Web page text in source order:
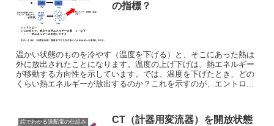
の指標？
温かい状態のものを冷やす（温度を下げる）と、そこにあった熱は
外に放出されたことになります。温度の上げ下げは、熱エネルギー
が移動する方向性を示しています。では、温度を下げたとき、どの
くらい熱エネルギーが放出するのか？これを示すのが、エントロ...
絵でわかる送配電の仕組み
CT（計器用変流器）を開放状態